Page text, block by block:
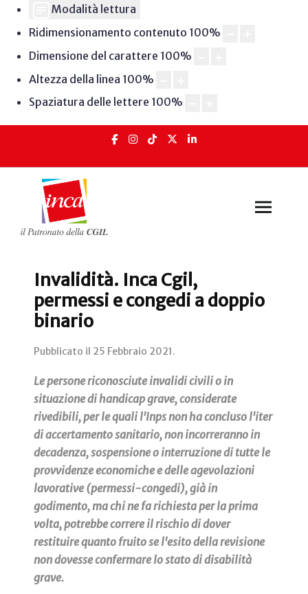
Modalità lettura
Ridimensionamento contenuto 100%
Dimensione del carattere 100%
Altezza della linea 100%
Spaziatura delle lettere 100%
Invalidità. Inca Cgil,
permessi e congedi a doppio
binario
Pubblicato il 25 Febbraio 2021.
Le persone riconosciute invalidi civili o in
situazione di handicap grave, considerate
rivedibili, per le quali l'Inps non ha concluso l'iter
di accertamento sanitario, non incorreranno in
decadenza, sospensione o interruzione di tutte le
provvidenze economiche e delle agevolazioni
lavorative (permessi-congedi), già in
godimento, ma chi ne fa richiesta per la prima
volta, potrebbe correre il rischio di dover
restituire quanto fruito se l'esito della revisione
non dovesse confermare lo stato di disabilità
grave.